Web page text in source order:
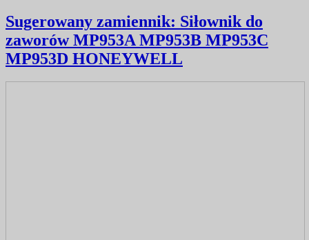
Sugerowany zamiennik: Siłownik do
zaworów MP953A MP953B MP953C
MP953D HONEYWELL